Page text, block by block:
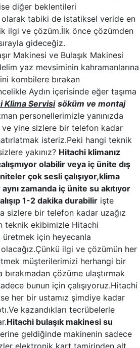
diğer beklentileri
tabiki de istatiksel veride en
ilgi ve çözüm.İlk önce çözümden
gideceğiz.
Makinesi ve Bulaşık Makinesi
yaz mevsiminin kahramanlarına
kombilere bırakan
Aydın içerisinde eğer taşıma
Klima Servisi söküm ve montaj
personellerimizle yanınızda
yine sizlere bir telefon kadar
isteriz.Peki hangi teknik
yakınız? Hitachi klimanız
olabilir veya iç ünite dış
çok sesli çalışıyor,klima
zamanda iç ünite su akıtıyor
1-2 dakika durabilir işte
sizlere bir telefon kadar uzağız
teknik ekibimizle Hitachi
üretmek için heyecanla
ilgi ve çözümün her
müşterilerimizi herhangi bir
bırakmadan çözüme ulaştırmak
bunun için çalışıyoruz.Hitachi
her bir ustamız şimdiye kadar
kazandıkları tecrübelerle
Hitachi bulaşık makinesi su
geldiğinde makinenin sadece
elektronik kart tamirinden alt